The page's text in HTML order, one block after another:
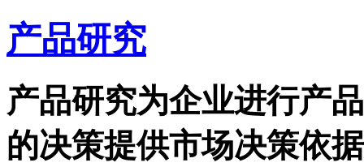
产品研究
产品研究为企业进行产
的决策提供市场决策依